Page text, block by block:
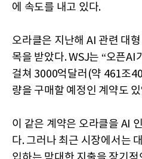
에 속도를 내고 있다.
오라클은 지난해 AI 관련 대
목을 받았다. WSJ는 “오픈AI
걸쳐 3000억달러(약 461조
량을 구매할 예정인 계약도
이 같은 계약은 오라클을 AI
다. 그러나 최근 시장에서는